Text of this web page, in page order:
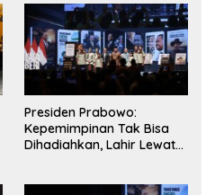
Presiden Prabowo:
Kepemimpinan Tak Bisa
Dihadiahkan, Lahir Lewat